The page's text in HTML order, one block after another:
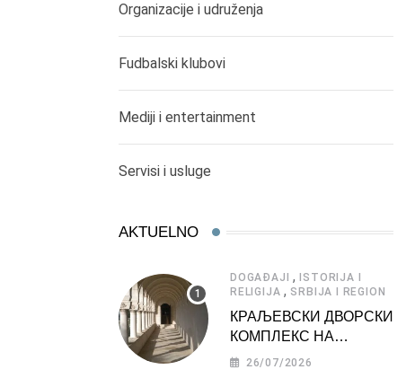
Organizacije i udruženja
Fudbalski klubovi
Mediji i entertainment
Servisi i usluge
AKTUELNO
DOGAĐAJI , ISTORIJA I
RELIGIJA , SRBIJA I REGION
КРАЉЕВСКИ ДВОРСКИ
КОМПЛЕКС НА
ДЕДИЊУ –
26/07/2026